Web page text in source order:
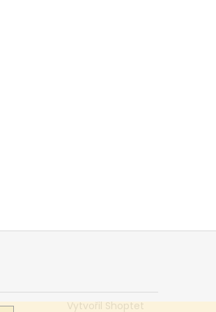
Vytvořil Shoptet